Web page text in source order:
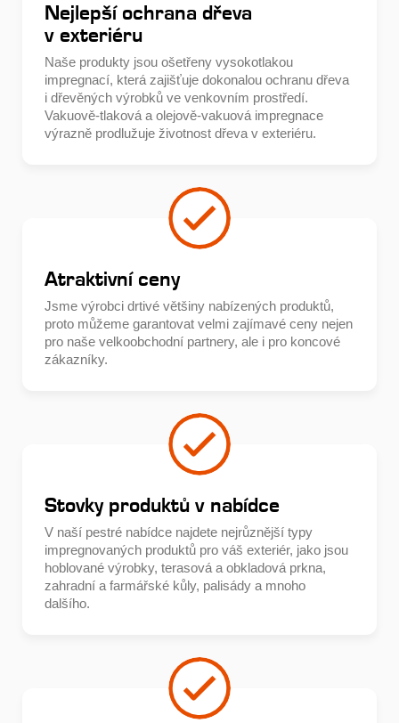
Nejlepší ochrana dřeva
v exteriéru
Naše produkty jsou ošetřeny vysokotlakou
impregnací, která zajišťuje dokonalou ochranu dřeva
i dřevěných výrobků ve venkovním prostředí.
Vakuově-tlaková a olejově-vakuová impregnace
výrazně prodlužuje životnost dřeva v exteriéru.
Atraktivní ceny
Jsme výrobci drtivé většiny nabízených produktů,
proto můžeme garantovat velmi zajímavé ceny nejen
pro naše velkoobchodní partnery, ale i pro koncové
zákazníky.
Stovky produktů v nabídce
V naší pestré nabídce najdete nejrůznější typy
impregnovaných produktů pro váš exteriér, jako jsou
hoblované výrobky, terasová a obkladová prkna,
zahradní a farmářské kůly, palisády a mnoho
dalšího.